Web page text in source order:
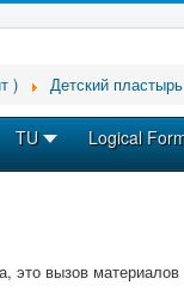
) Детский пластырь
TU Logical
это вызов